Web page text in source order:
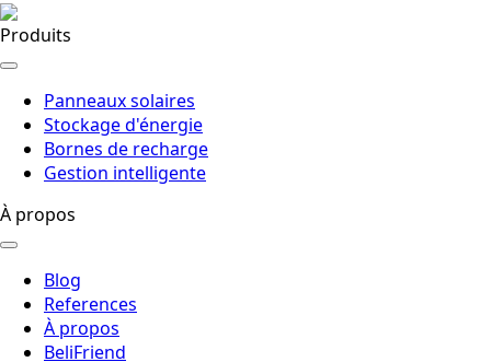
Produits
Panneaux solaires
Stockage d'énergie
Bornes de recharge
Gestion intelligente
À propos
Blog
References
À propos
BeliFriend